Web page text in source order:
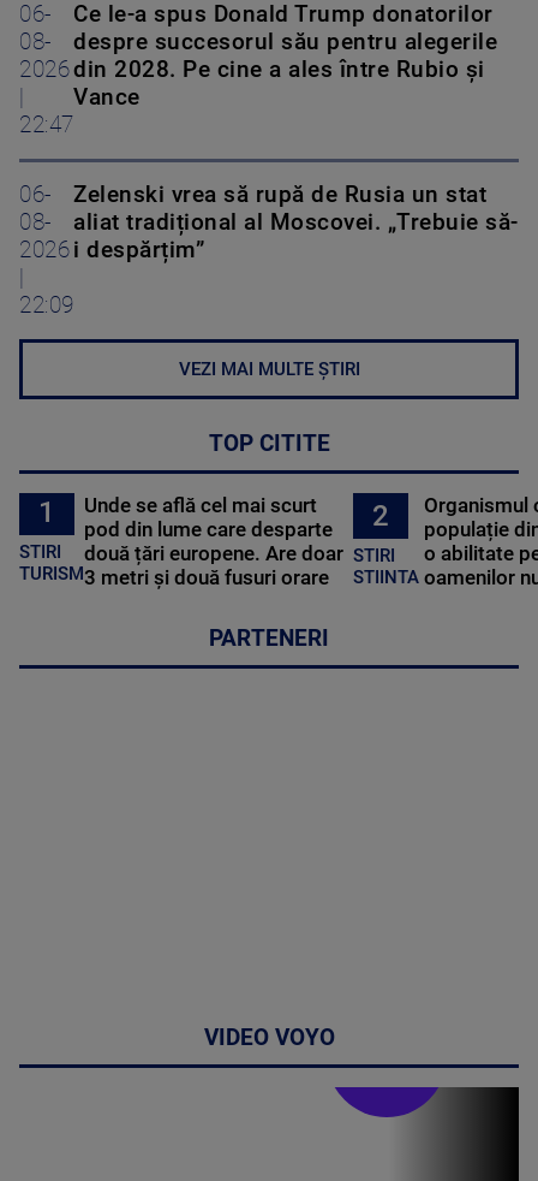
06-
08-
2026
22:47
Ce le-a spus Donald Trump donatorilor
despre succesorul său pentru alegerile
din 2028. Pe cine a ales între Rubio și
Vance
06-
08-
2026
22:09
Zelenski vrea să rupă de Rusia un stat
aliat tradițional al Moscovei. „Trebuie să-
i despărțim”
VEZI MAI MULTE ȘTIRI
TOP CITITE
1
STIRI
TURISM
Unde se află cel mai scurt
pod din lume care desparte
două țări europene. Are doar
3 metri și două fusuri orare
2
STIRI
STIINTA
Organismul
populație
o abilitate
oamenilor
PARTENERI
VIDEO VOYO